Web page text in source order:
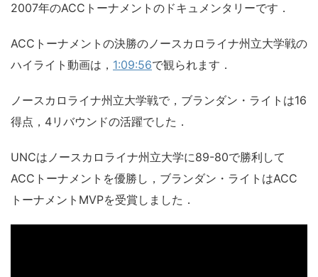
2007年のACCトーナメントのドキュメンタリーです．
ACCトーナメントの決勝のノースカロライナ州立大学戦の
ハイライト動画は， 1:09:56で観られます．
ノースカロライナ州立大学戦で，ブランダン・ライトは16
得点，4リバウンドの活躍でした．
UNCはノースカロライナ州立大学に89-80で勝利して
ACCトーナメントを優勝し，ブランダン・ライトはACC
トーナメントMVPを受賞しました．